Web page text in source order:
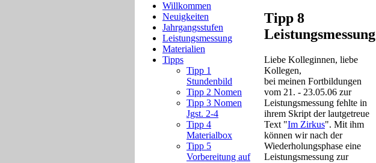
Willkommen
Neuigkeiten
Jahrgangsstufen
Leistungsmessung
Materialien
Tipps
Tipp 1
Stundenbild
Tipp 2 Nomen
Tipp 3 Nomen
Jgst. 2-4
Tipp 4
Materialbox
Tipp 5
Vorbereitung auf
Tipp 8
Leistungsmessung
Liebe Kolleginnen, liebe
Kollegen,
bei meinen Fortbildungen
vom 21. - 23.05.06 zur
Leistungsmessung fehlte in
ihrem Skript der lautgetreue
Text "Im Zirkus". Mit ihm
können wir nach der
Wiederholungsphase eine
Leistungsmessung zur